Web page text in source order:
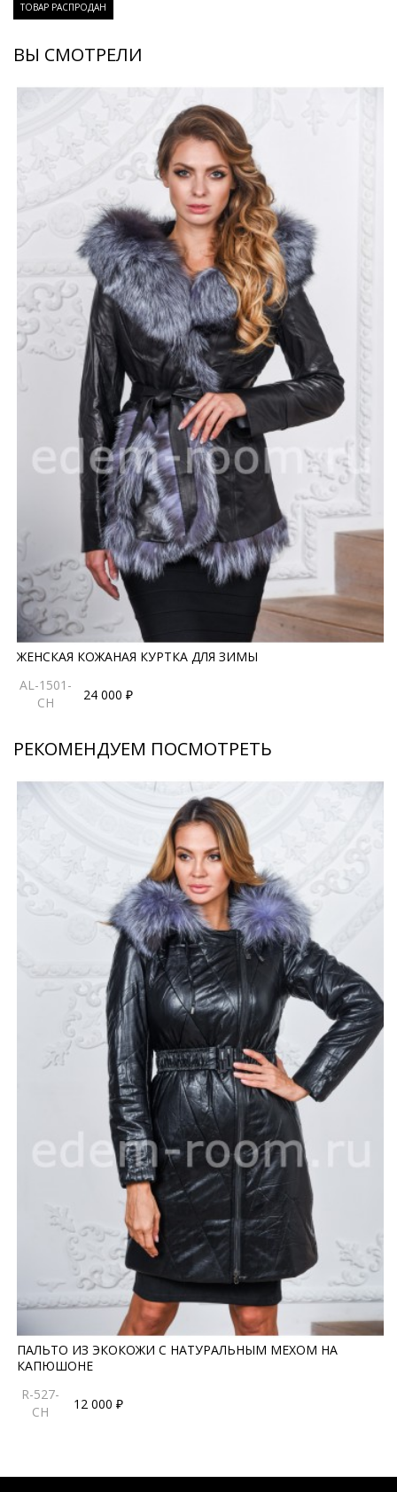
ТОВАР РАСПРОДАН
ВЫ СМОТРЕЛИ
ЖЕНСКАЯ КОЖАНАЯ КУРТКА ДЛЯ ЗИМЫ
AL-1501-
CH
24 000 ₽
РЕКОМЕНДУЕМ ПОСМОТРЕТЬ
ПАЛЬТО ИЗ ЭКОКОЖИ С НАТУРАЛЬНЫМ МЕХОМ НА
КАПЮШОНЕ
R-527-
CH
12 000 ₽